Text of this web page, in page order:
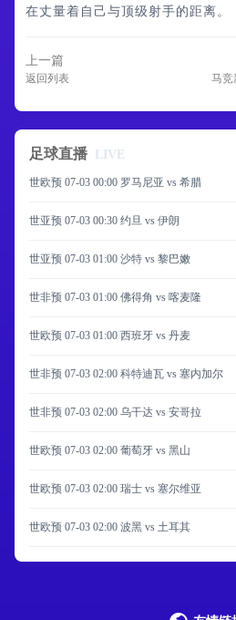
在丈量着自己与顶级射手的距离。
上一篇
返回列表 马竞新赛
足球直播 LIVE
世欧预 07-03 00:00 罗马尼亚 vs 希腊
世亚预 07-03 00:30 约旦 vs 伊朗
世亚预 07-03 01:00 沙特 vs 黎巴嫩
世非预 07-03 01:00 佛得角 vs 喀麦隆
世欧预 07-03 01:00 西班牙 vs 丹麦
世非预 07-03 02:00 科特迪瓦 vs 塞内加尔
世非预 07-03 02:00 乌干达 vs 安哥拉
世欧预 07-03 02:00 葡萄牙 vs 黑山
世欧预 07-03 02:00 瑞士 vs 塞尔维亚
世欧预 07-03 02:00 波黑 vs 土耳其